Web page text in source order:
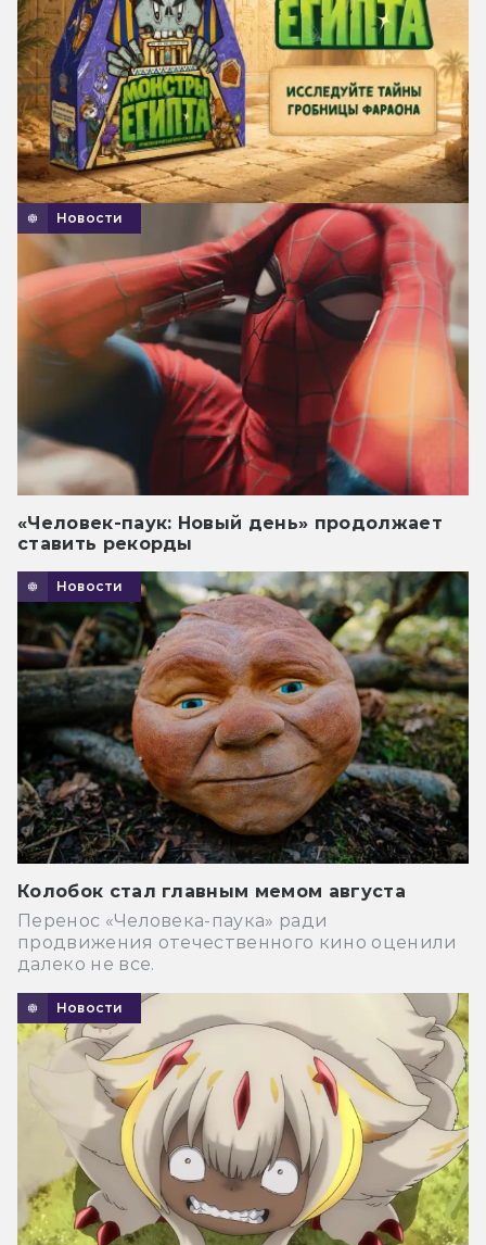
Новости
«Человек-паук: Новый день» продолжает
ставить рекорды
Новости
Колобок стал главным мемом августа
Перенос «Человека-паука» ради
продвижения отечественного кино оценили
далеко не все.
Новости